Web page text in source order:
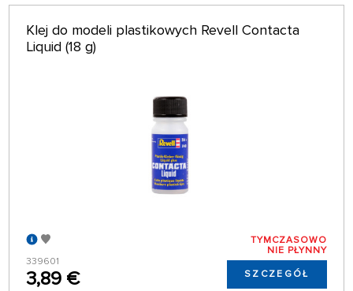
Klej do modeli plastikowych Revell Contacta
Liquid (18 g)
339601
3,89 €
TYMCZASOWO
NIE PŁYNNY
SZCZEGÓŁ